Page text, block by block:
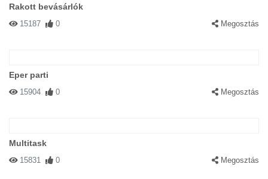
Rakott bevásárlók
15187 0 Megosztás
Eper parti
15904 0 Megosztás
Multitask
15831 0 Megosztás